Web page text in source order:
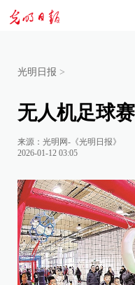
光明日报 >
无人机足球赛
来源： 光明网-《光明日报》
2026-01-12 03:05